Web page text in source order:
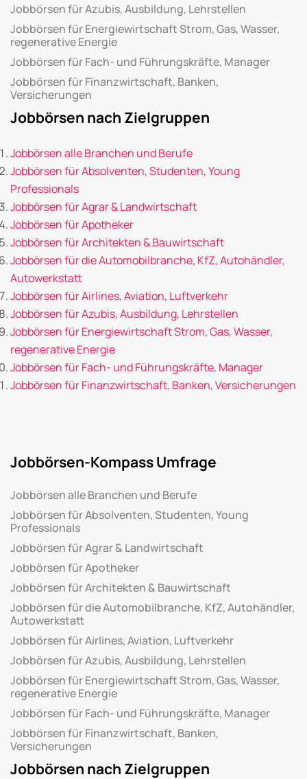
Jobbörsen für Azubis, Ausbildung, Lehrstellen
Jobbörsen für Energiewirtschaft Strom, Gas, Wasser,
regenerative Energie
Jobbörsen für Fach- und Führungskräfte, Manager
Jobbörsen für Finanzwirtschaft, Banken,
Versicherungen
Jobbörsen nach Zielgruppen
Jobbörsen alle Branchen und Berufe
Jobbörsen für Absolventen, Studenten, Young
Professionals
Jobbörsen für Agrar & Landwirtschaft
Jobbörsen für Apotheker
Jobbörsen für Architekten & Bauwirtschaft
Jobbörsen für die Automobilbranche, KfZ, Autohändler,
Autowerkstatt
Jobbörsen für Airlines, Aviation, Luftverkehr
Jobbörsen für Azubis, Ausbildung, Lehrstellen
Jobbörsen für Energiewirtschaft Strom, Gas, Wasser,
regenerative Energie
Jobbörsen für Fach- und Führungskräfte, Manager
Jobbörsen für Finanzwirtschaft, Banken, Versicherungen
Jobbörsen-Kompass Umfrage
Jobbörsen alle Branchen und Berufe
Jobbörsen für Absolventen, Studenten, Young
Professionals
Jobbörsen für Agrar & Landwirtschaft
Jobbörsen für Apotheker
Jobbörsen für Architekten & Bauwirtschaft
Jobbörsen für die Automobilbranche, KfZ, Autohändler,
Autowerkstatt
Jobbörsen für Airlines, Aviation, Luftverkehr
Jobbörsen für Azubis, Ausbildung, Lehrstellen
Jobbörsen für Energiewirtschaft Strom, Gas, Wasser,
regenerative Energie
Jobbörsen für Fach- und Führungskräfte, Manager
Jobbörsen für Finanzwirtschaft, Banken,
Versicherungen
Jobbörsen nach Zielgruppen